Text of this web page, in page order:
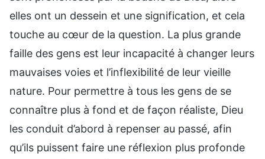
elles ont un dessein et une signification, et cela
touche au cœur de la question. La plus grande
faille des gens est leur incapacité à changer leurs
mauvaises voies et l’inflexibilité de leur vieille
nature. Pour permettre à tous les gens de se
connaître plus à fond et de façon réaliste, Dieu
les conduit d’abord à repenser au passé, afin
qu’ils puissent faire une réflexion plus profonde